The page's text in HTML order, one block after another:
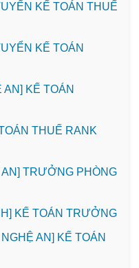
KẾ TOÁN THUẾ
KẾ TOÁN
AN] KẾ TOÁN
THUẾ RANK
TRƯỞNG PHÒNG
KẾ TOÁN TRƯỞNG
AN] KẾ TOÁN